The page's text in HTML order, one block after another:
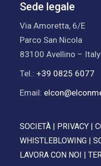
Sede legale
Via Amoretta, 6/E
Parco San Nicola
83100 Avellino – Italy
Tel.:+39 0825 6077
Email:
SOCIETÀ | PRIVACY |
WHISTLEBLOWING |
LAVORA CON NOI |